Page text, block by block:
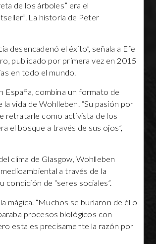
de los árboles” era el
La historia de Peter
desencadenó el éxito”, señala a Efe
publicado por primera vez en 2015
en todo el mundo.
España, combina un formato de
vida de Wohlleben. “Su pasión por
retratarle como activista de los
el bosque a través de sus ojos”,
clima de Glasgow, Wohlleben
a través de la
condición de “seres sociales”.
mágica. “Muchos se burlaron de él o
procesos biológicos con
esta es precisamente la razón por